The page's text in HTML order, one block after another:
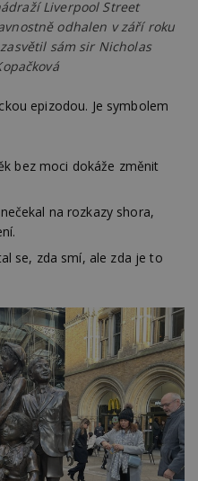
Liverpool Street
odhalen v září roku
sám sir Nicholas
epizodou. Je symbolem
bez moci dokáže změnit
na rozkazy shora,
se, zda smí, ale zda je to
Provider /
Doména
Hotjar Ltd
www.estav.cz
sekund